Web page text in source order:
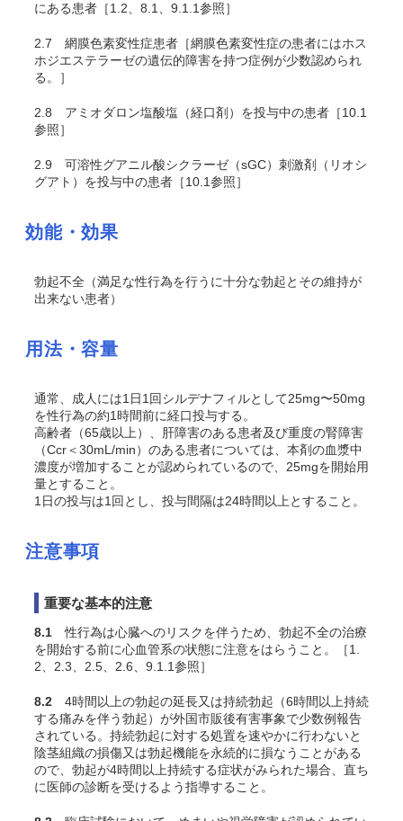
にある患者［1.2、8.1、9.1.1参照］
2.7 網膜色素変性症患者［網膜色素変性症の患者にはホス
ホジエステラーゼの遺伝的障害を持つ症例が少数認められ
る。］
2.8 アミオダロン塩酸塩（経口剤）を投与中の患者［10.1
参照］
2.9 可溶性グアニル酸シクラーゼ（sGC）刺激剤（リオシ
グアト）を投与中の患者［10.1参照］
効能・効果
勃起不全（満足な性行為を行うに十分な勃起とその維持が
出来ない患者）
用法・容量
通常、成人には1日1回シルデナフィルとして25mg〜50mg
を性行為の約1時間前に経口投与する。
高齢者（65歳以上）、肝障害のある患者及び重度の腎障害
（Ccr＜30mL/min）のある患者については、本剤の血漿中
濃度が増加することが認められているので、25mgを開始用
量とすること。
1日の投与は1回とし、投与間隔は24時間以上とすること。
注意事項
重要な基本的注意
8.1 性行為は心臓へのリスクを伴うため、勃起不全の治療
を開始する前に心血管系の状態に注意をはらうこと。［1.
2、2.3、2.5、2.6、9.1.1参照］
8.2 4時間以上の勃起の延長又は持続勃起（6時間以上持続
する痛みを伴う勃起）が外国市販後有害事象で少数例報告
されている。持続勃起に対する処置を速やかに行わないと
陰茎組織の損傷又は勃起機能を永続的に損なうことがある
ので、勃起が4時間以上持続する症状がみられた場合、直ち
に医師の診断を受けるよう指導すること。